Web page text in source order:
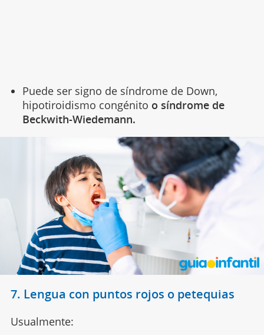
Puede ser signo de síndrome de Down,
hipotiroidismo congénito o síndrome de
Beckwith-Wiedemann.
7. Lengua con puntos rojos o petequias
Usualmente: